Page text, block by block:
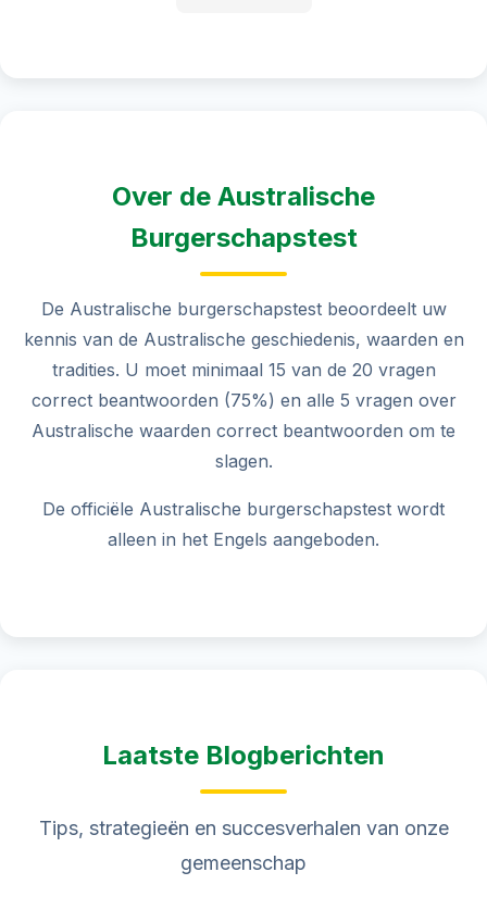
Over de Australische
Burgerschapstest
De Australische burgerschapstest beoordeelt uw
kennis van de Australische geschiedenis, waarden en
tradities. U moet minimaal 15 van de 20 vragen
correct beantwoorden (75%) en alle 5 vragen over
Australische waarden correct beantwoorden om te
slagen.
De officiële Australische burgerschapstest wordt
alleen in het Engels aangeboden.
Laatste Blogberichten
Tips, strategieën en succesverhalen van onze
gemeenschap